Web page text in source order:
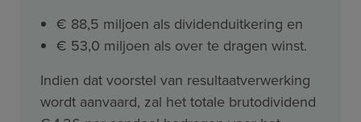
€ 88,5 miljoen als dividenduitkering en
€ 53,0 miljoen als over te dragen winst.
Indien dat voorstel van resultaatverwerking
wordt aanvaard, zal het totale brutodividend